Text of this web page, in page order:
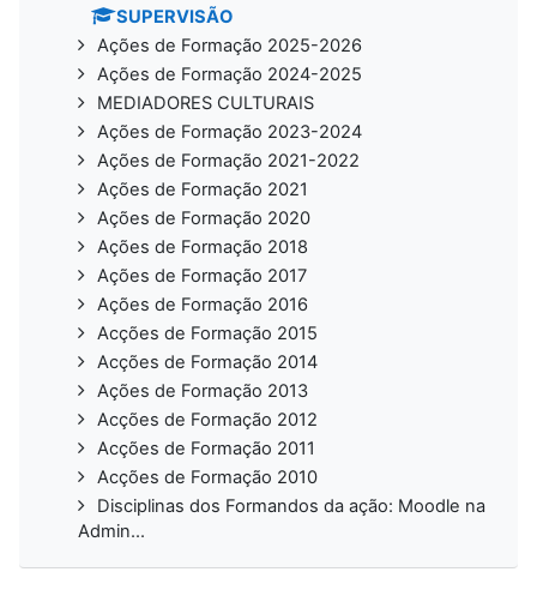
SUPERVISÃO
Ações de Formação 2025-2026
Ações de Formação 2024-2025
MEDIADORES CULTURAIS
Ações de Formação 2023-2024
Ações de Formação 2021-2022
Ações de Formação 2021
Ações de Formação 2020
Ações de Formação 2018
Ações de Formação 2017
Ações de Formação 2016
Acções de Formação 2015
Acções de Formação 2014
Ações de Formação 2013
Acções de Formação 2012
Acções de Formação 2011
Acções de Formação 2010
Disciplinas dos Formandos da ação: Moodle na
Admin...